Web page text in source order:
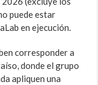
puede estar
en ejecución.
corresponder a
donde el grupo
apliquen una